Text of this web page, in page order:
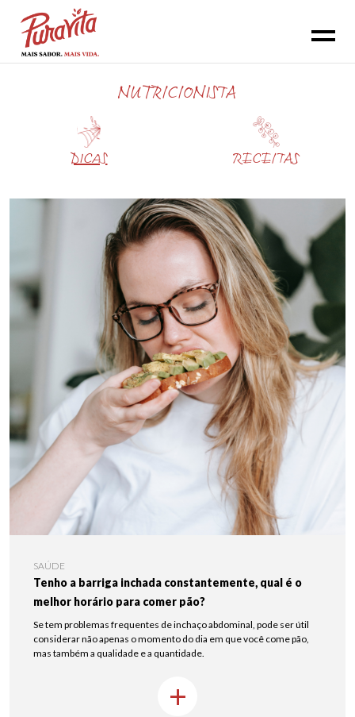
NUTRICIONISTA
DICAS RECEITAS
SAÚDE
Tenho a barriga inchada constantemente, qual é o
melhor horário para comer pão?
Se tem problemas frequentes de inchaço abdominal, pode ser útil
considerar não apenas o momento do dia em que você come pão,
mas também a qualidade e a quantidade.
+